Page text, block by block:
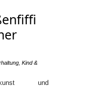
Kind &
und